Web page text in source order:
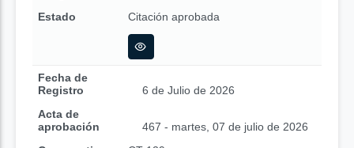
Estado
Citación aprobada
Fecha de
Registro
6 de Julio de 2026
Acta de
aprobación
467 - martes, 07 de julio de 2026